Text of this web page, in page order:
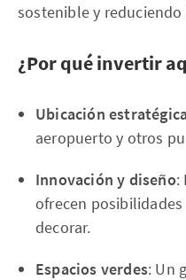
sostenible y
¿Por qué invertir
Ubicación estratégica
aeropuerto y otros
Innovación y diseño:
ofrecen
decorar.
Espacios verdes: Un